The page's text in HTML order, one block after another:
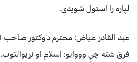
لپاره را استول شویدی.
عبد القادر عياض:محترم دوکتور صاحب !
فرق شته چې وووایو: اسلام او